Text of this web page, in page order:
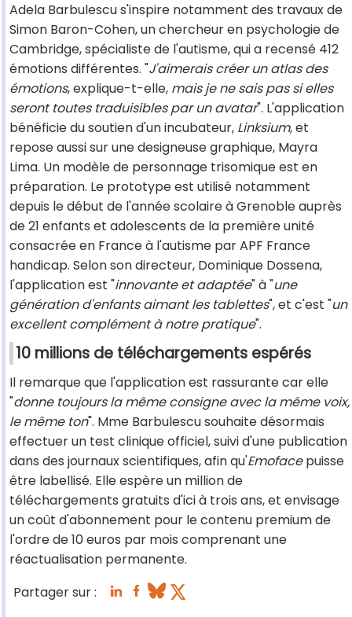
Adela Barbulescu s'inspire notamment des travaux de
Simon Baron-Cohen, un chercheur en psychologie de
Cambridge, spécialiste de l'autisme, qui a recensé 412
émotions différentes. "J'aimerais créer un atlas des
émotions, explique-t-elle, mais je ne sais pas si elles
seront toutes traduisibles par un avatar". L'application
bénéficie du soutien d'un incubateur, Linksium, et
repose aussi sur une designeuse graphique, Mayra
Lima. Un modèle de personnage trisomique est en
préparation. Le prototype est utilisé notamment
depuis le début de l'année scolaire à Grenoble auprès
de 21 enfants et adolescents de la première unité
consacrée en France à l'autisme par APF France
handicap. Selon son directeur, Dominique Dossena,
l'application est "innovante et adaptée" à "une
génération d'enfants aimant les tablettes", et c'est "un
excellent complément à notre pratique".
10 millions de téléchargements espérés
Il remarque que l'application est rassurante car elle
"donne toujours la même consigne avec la même voix,
le même ton". Mme Barbulescu souhaite désormais
effectuer un test clinique officiel, suivi d'une publication
dans des journaux scientifiques, afin qu'Emofacepuisse
être labellisé. Elle espère un million de
téléchargements gratuits d'ici à trois ans, et envisage
un coût d'abonnement pour le contenu premium de
l'ordre de 10 euros par mois comprenant une
réactualisation permanente.
Partager sur :